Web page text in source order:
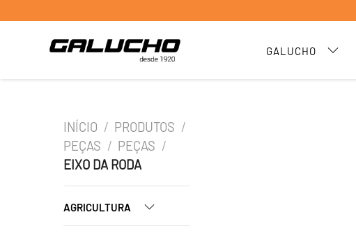
GALUCHO
INÍCIO / PRODUTOS /
PEÇAS / PEÇAS /
EIXO DA RODA
AGRICULTURA